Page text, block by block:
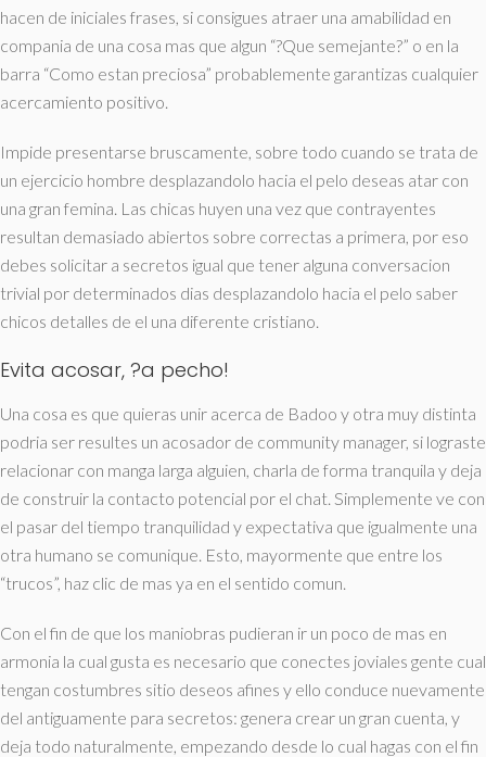
hacen de iniciales frases, si consigues atraer una amabilidad en
compania de una cosa mas que algun “?Que semejante?” o en la
barra “Como estan preciosa” probablemente garantizas cualquier
acercamiento positivo.
Impide presentarse bruscamente, sobre todo cuando se trata de
un ejercicio hombre desplazandolo hacia el pelo deseas atar con
una gran femina. Las chicas huyen una vez que contrayentes
resultan demasiado abiertos sobre correctas a primera, por eso
debes solicitar a secretos igual que tener alguna conversacion
trivial por determinados dias desplazandolo hacia el pelo saber
chicos detalles de el una diferente cristiano.
Evita acosar, ?a pecho!
Una cosa es que quieras unir acerca de Badoo y otra muy distinta
podri­a ser resultes un acosador de community manager, si lograste
relacionar con manga larga alguien, charla de forma tranquila y deja
de construir la contacto potencial por el chat. Simplemente ve con
el pasar del tiempo tranquilidad y expectativa que igualmente una
otra humano se comunique. Esto, mayormente que entre los
“trucos”, haz clic de mas ya en el sentido comun.
Con el fin de que los maniobras pudieran ir un poco de mas en
armonia la cual gusta es necesario que conectes joviales gente cual
tengan costumbres sitio deseos afines y ello conduce nuevamente
del antiguamente para secretos: genera crear un gran cuenta, y
deja todo naturalmente, empezando desde lo cual hagas con el fin